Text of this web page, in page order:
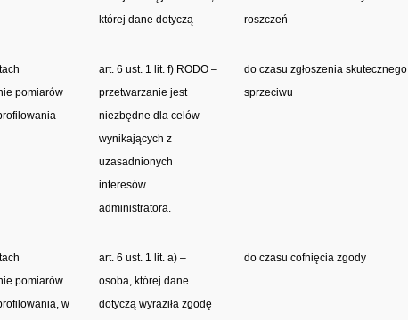
której dane dotyczą
roszczeń
pomiarów
art. 6 ust. 1 lit. f) RODO –
przetwarzanie jest
niezbędne dla celów
wynikających z
uzasadnionych
interesów
administratora.
do czasu zgłoszenia skutecznego
sprzeciwu
pomiarów
w
art. 6 ust. 1 lit. a) –
osoba, której dane
dotyczą wyraziła zgodę
do czasu cofnięcia zgody